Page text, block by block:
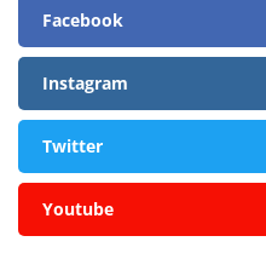
Facebook
Instagram
Twitter
Youtube